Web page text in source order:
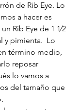
de Rib Eye. Lo
a hacer es
Rib Eye de 1 1⁄2
y pimienta.  Lo
término medio,
reposar
lo vamos a
del tamaño que